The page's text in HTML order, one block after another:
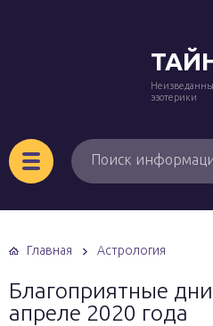
эзотерики
Главная Астрология
Благоприятные
апреле 2020 года